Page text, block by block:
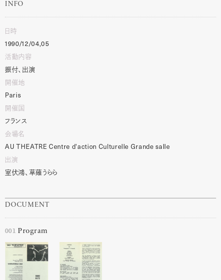
INFO
日時
1990/12/04,05
活動内容
振付、出演
開催地
Paris
開催国
フランス
会場名
AU THEATRE Centre d'action Culturelle Grande salle
出演
室伏鴻、草薙うらら
DOCUMENT
001 Program